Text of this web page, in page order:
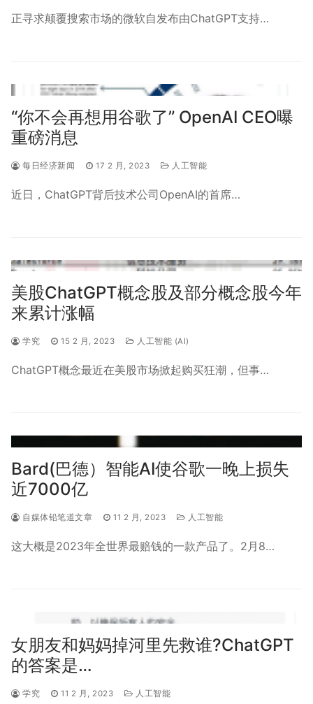
正寻求颠覆搜索市场的微软自发布由ChatGPT支持…
“你不会再想用谷歌了” OpenAI CEO曝
重磅消息
每日经济新闻 17 2 月, 2023 人工智能
近日，ChatGPT背后技术公司OpenAI的首席…
美股ChatGPT概念股及部分概念股今年
来累计涨幅
学究 15 2 月, 2023 人工智能 (AI)
ChatGPT概念最近在美股市场掀起购买狂潮，但事…
Bard(巴德）智能AI使谷歌一晚上损失
近7000亿
自媒体铅笔道文章 11 2 月, 2023 人工智能
这大概是2023年全世界最赔钱的一款产品了。2月8…
女朋友和妈妈掉河里先救谁?ChatGPT
的答案是…
学究 11 2 月, 2023 人工智能